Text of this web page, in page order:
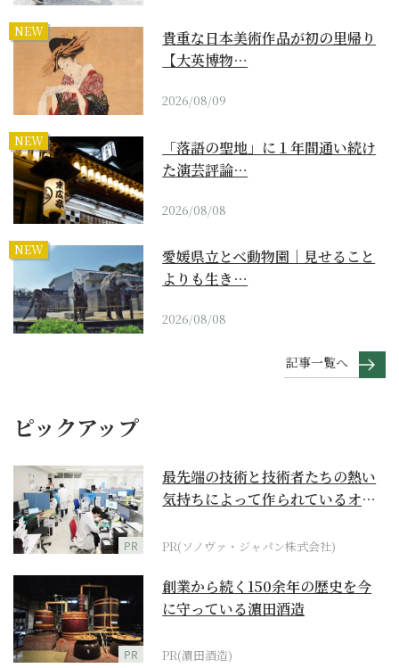
NEW
貴重な日本美術作品が初の里帰り
【大英博物…
2026/08/09
NEW
「落語の聖地」に１年間通い続け
た演芸評論…
2026/08/08
NEW
愛媛県立とべ動物園｜見せること
よりも生き…
2026/08/08
記事一覧へ
ピックアップ
PR
最先端の技術と技術者たちの熱い
気持ちによって作られているオー
PR(ソノヴァ・ジャパン株式会社)
PR
創業から続く150余年の歴史を今
に守っている濵田酒造
PR(濵田酒造)